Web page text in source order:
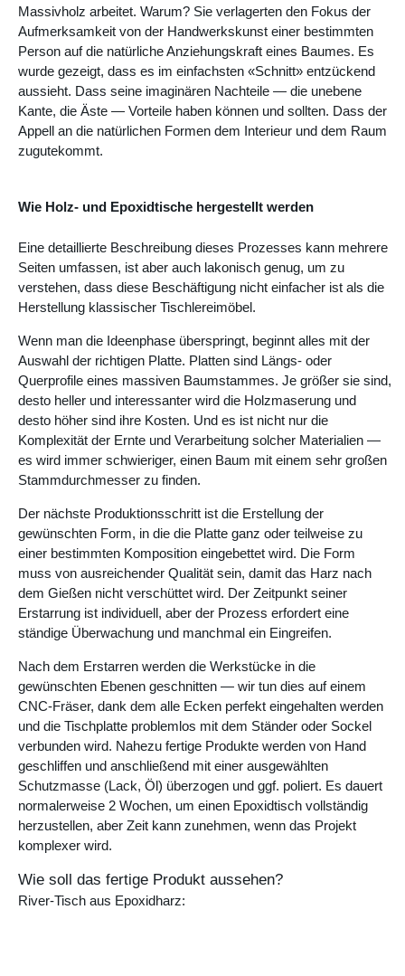
Massivholz arbeitet. Warum? Sie verlagerten den Fokus der
Aufmerksamkeit von der Handwerkskunst einer bestimmten
Person auf die natürliche Anziehungskraft eines Baumes. Es
wurde gezeigt, dass es im einfachsten «Schnitt» entzückend
aussieht. Dass seine imaginären Nachteile — die unebene
Kante, die Äste — Vorteile haben können und sollten. Dass der
Appell an die natürlichen Formen dem Interieur und dem Raum
zugutekommt.
Wie Holz- und Epoxidtische hergestellt werden
Eine detaillierte Beschreibung dieses Prozesses kann mehrere
Seiten umfassen, ist aber auch lakonisch genug, um zu
verstehen, dass diese Beschäftigung nicht einfacher ist als die
Herstellung klassischer Tischlereimöbel.
Wenn man die Ideenphase überspringt, beginnt alles mit der
Auswahl der richtigen Platte. Platten sind Längs- oder
Querprofile eines massiven Baumstammes. Je größer sie sind,
desto heller und interessanter wird die Holzmaserung und
desto höher sind ihre Kosten. Und es ist nicht nur die
Komplexität der Ernte und Verarbeitung solcher Materialien —
es wird immer schwieriger, einen Baum mit einem sehr großen
Stammdurchmesser zu finden.
Der nächste Produktionsschritt ist die Erstellung der
gewünschten Form, in die die Platte ganz oder teilweise zu
einer bestimmten Komposition eingebettet wird. Die Form
muss von ausreichender Qualität sein, damit das Harz nach
dem Gießen nicht verschüttet wird. Der Zeitpunkt seiner
Erstarrung ist individuell, aber der Prozess erfordert eine
ständige Überwachung und manchmal ein Eingreifen.
Nach dem Erstarren werden die Werkstücke in die
gewünschten Ebenen geschnitten — wir tun dies auf einem
CNC-Fräser, dank dem alle Ecken perfekt eingehalten werden
und die Tischplatte problemlos mit dem Ständer oder Sockel
verbunden wird. Nahezu fertige Produkte werden von Hand
geschliffen und anschließend mit einer ausgewählten
Schutzmasse (Lack, Öl) überzogen und ggf. poliert. Es dauert
normalerweise 2 Wochen, um einen Epoxidtisch vollständig
herzustellen, aber Zeit kann zunehmen, wenn das Projekt
komplexer wird.
Wie soll das fertige Produkt aussehen?
River-Tisch aus Epoxidharz: